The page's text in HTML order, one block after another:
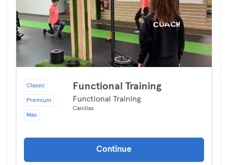
Classic
Premium
Max
Functional Training
Functional Training
Canillas
Continue